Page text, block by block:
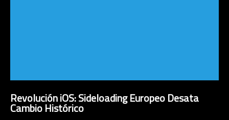
Revolución iOS: Sideloading Europeo Desata
Cambio Histórico